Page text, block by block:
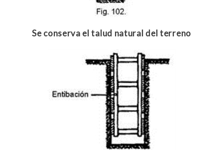
Se conserva el talud natural del terreno